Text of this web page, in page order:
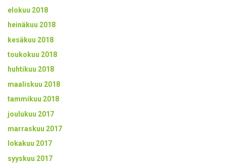
elokuu 2018
heinäkuu 2018
kesäkuu 2018
toukokuu 2018
huhtikuu 2018
maaliskuu 2018
tammikuu 2018
joulukuu 2017
marraskuu 2017
lokakuu 2017
syyskuu 2017